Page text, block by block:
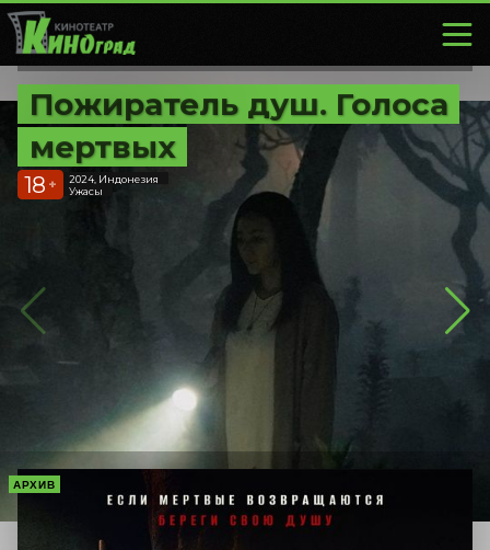
Пожиратель душ. Голоса
мертвых
18 +
2024, Индонезия
Ужасы
АРХИВ